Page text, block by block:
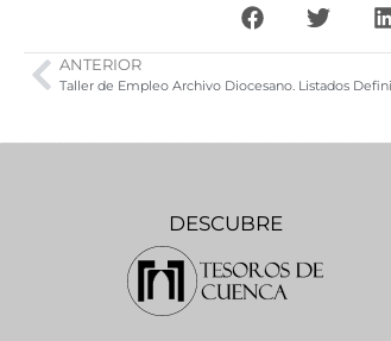
ANTERIOR
DESCUBRE